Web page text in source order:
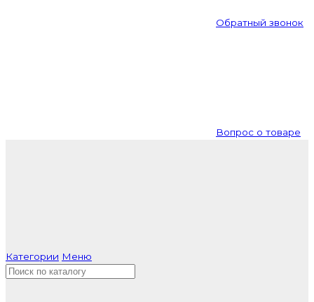
Обратный звонок
Вопрос о товаре
Категории Меню